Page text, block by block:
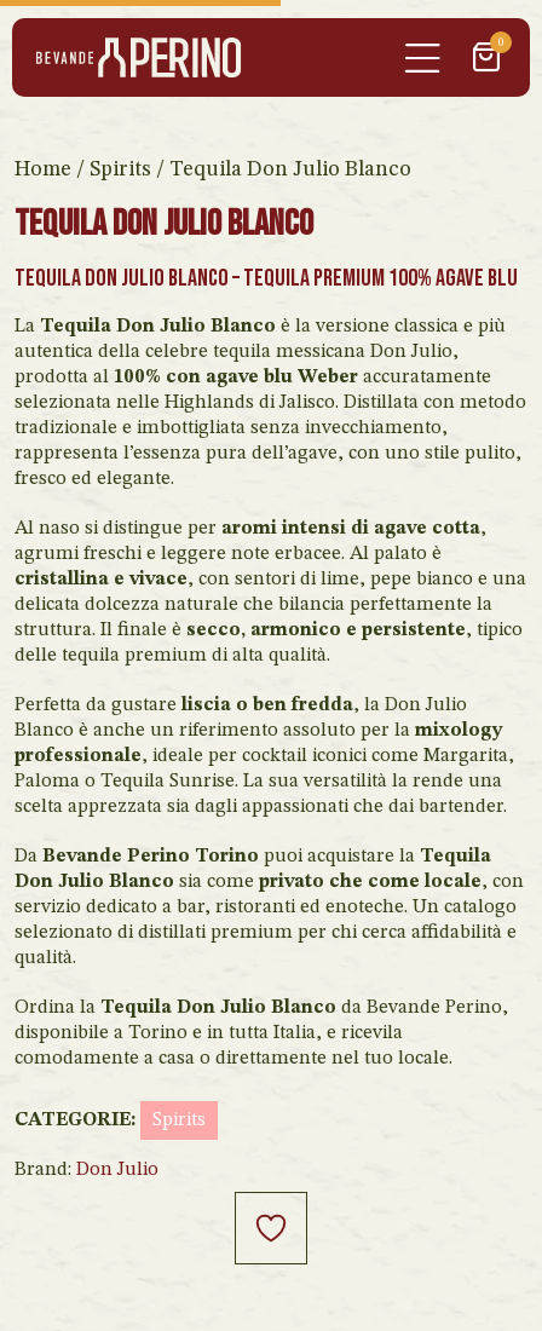
0
Home / Spirits / Tequila Don Julio Blanco
Tequila Don Julio Blanco
Tequila Don Julio Blanco – Tequila Premium 100% Agave Blu
La Tequila Don Julio Blanco è la versione classica e più
autentica della celebre tequila messicana Don Julio,
prodotta al 100% con agave blu Weber accuratamente
selezionata nelle Highlands di Jalisco. Distillata con metodo
tradizionale e imbottigliata senza invecchiamento,
rappresenta l’essenza pura dell’agave, con uno stile pulito,
fresco ed elegante.
Al naso si distingue per aromi intensi di agave cotta,
agrumi freschi e leggere note erbacee. Al palato è
cristallina e vivace, con sentori di lime, pepe bianco e una
delicata dolcezza naturale che bilancia perfettamente la
struttura. Il finale è secco, armonico e persistente, tipico
delle tequila premium di alta qualità.
Perfetta da gustareliscia o ben fredda, la Don Julio
Blanco è anche un riferimento assoluto per la mixology
professionale, ideale per cocktail iconici come Margarita,
Paloma o Tequila Sunrise. La sua versatilità la rende una
scelta apprezzata sia dagli appassionati che dai bartender.
Da Bevande Perino Torino puoi acquistare la Tequila
Don Julio Blanco sia come privato che come locale, con
servizio dedicato a bar, ristoranti ed enoteche. Un catalogo
selezionato di distillati premium per chi cerca affidabilità e
qualità.
Ordina la Tequila Don Julio Blanco da Bevande Perino,
disponibile a Torino e in tutta Italia, e ricevila
comodamente a casa o direttamente nel tuo locale.
CATEGORIE: Spirits
Brand: Don Julio